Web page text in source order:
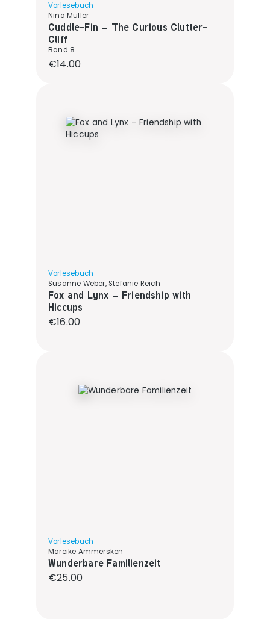
Vorlesebuch
Nina Müller
Cuddle-Fin – The Curious Clutter-
Cliff
Band 8
Regular price:
€14.00
Vorlesebuch
Susanne Weber, Stefanie Reich
Fox and Lynx – Friendship with
Hiccups
Regular price:
€16.00
Vorlesebuch
Mareike Ammersken
Wunderbare Familienzeit
Regular price:
€25.00